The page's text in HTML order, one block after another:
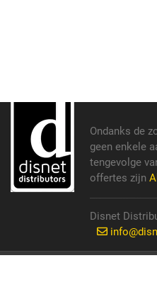
Ondanks de
geen enkele
tengevolge
offertes zijn
Disnet